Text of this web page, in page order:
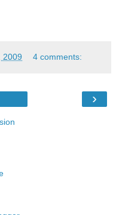
2009 4 comments:
›